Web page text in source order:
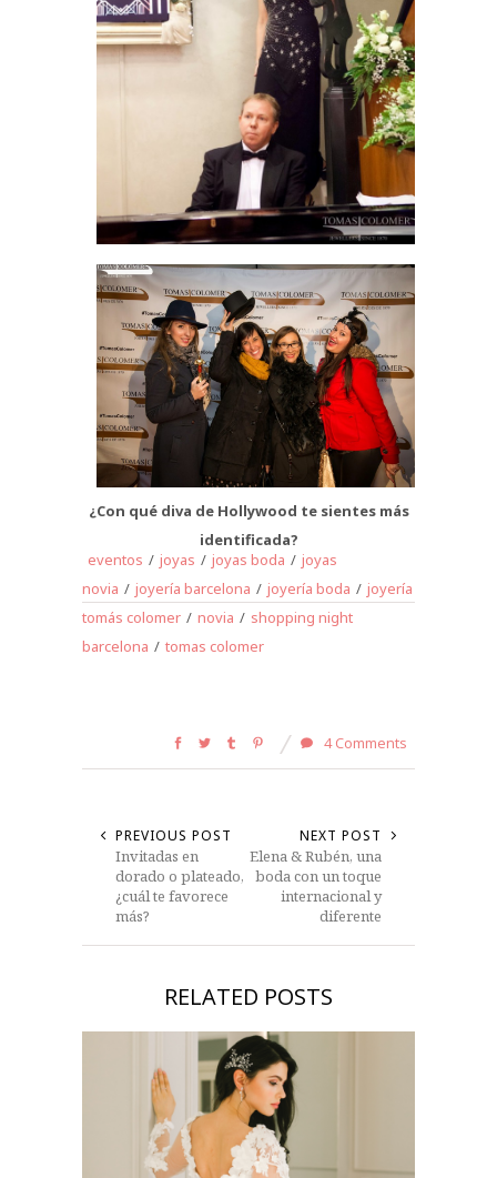
¿Con qué diva de Hollywood te sientes más
identificada?
eventos / joyas / joyas boda / joyas
novia / joyería barcelona / joyería boda / joyería
tomás colomer / novia / shopping night
barcelona / tomas colomer
4 Comments
PREVIOUS POST
Invitadas en
dorado o plateado,
¿cuál te favorece
más?
NEXT POST
Elena & Rubén, una
boda con un toque
internacional y
diferente
RELATED POSTS